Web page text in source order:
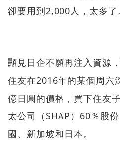
卻要用到2,000人，太多了
顯見日企不願再注入資源
住友在2016年的某個周六
億日圓的價格，買下住友
太公司（SHAP）60％股
國、新加坡和日本。